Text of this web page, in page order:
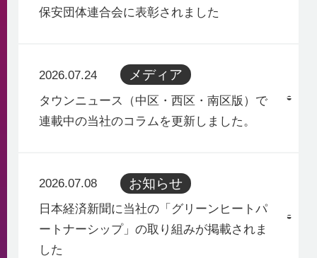
保安団体連合会に表彰されました
2026.07.24 メディア
タウンニュース（中区・西区・南区版）で
連載中の当社のコラムを更新しました。
2026.07.08 お知らせ
日本経済新聞に当社の「グリーンヒートパ
ートナーシップ」の取り組みが掲載されま
した